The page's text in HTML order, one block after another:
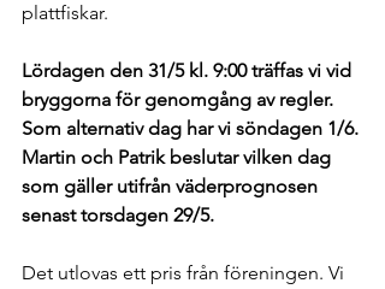
plattfiskar.
Lördagen den 31/5 kl. 9:00 träffas vi vid
bryggorna för genomgång av regler.
Som alternativ dag har vi söndagen 1/6.
Martin och Patrik beslutar vilken dag
som gäller utifrån väderprognosen
senast torsdagen 29/5.
Det utlovas ett pris från föreningen. Vi